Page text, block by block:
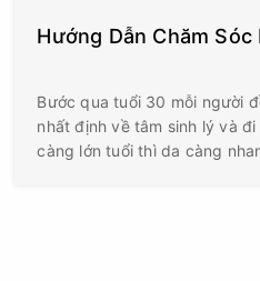
Hướng Dẫn Chăm Sóc
Bước qua tuổi 30 mỗi người
nhất định về tâm sinh lý và
càng lớn tuổi thì da càng